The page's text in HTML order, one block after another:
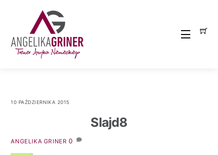
Menu
10 PAŹDZIERNIKA 2015
Slajd8
ANGELIKA GRINER 0